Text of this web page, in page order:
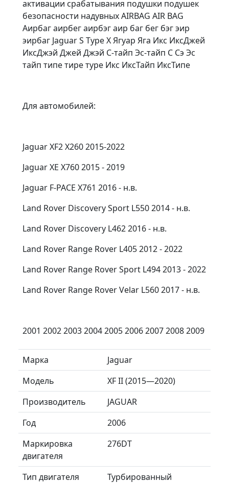
активации срабатывания подушки подушек
безопасности надувных AIRBAG AIR BAG
Аирбаг аирбег аирбэг аир баг бег бэг эир
эирбаг Jaguar S Type X Ягуар Яга Икс ИксДжей
ИксДжэй Джей Джэй С-тайп Эс-тайп С Сэ Эс
тайп типе тире туре Икс ИксТайп ИксТипе
Для автомобилей:
Jaguar XF2 X260 2015-2022
Jaguar XE X760 2015 - 2019
Jaguar F-PACE X761 2016 - н.в.
Land Rover Discovery Sport L550 2014 - н.в.
Land Rover Discovery L462 2016 - н.в.
Land Rover Range Rover L405 2012 - 2022
Land Rover Range Rover Sport L494 2013 - 2022
Land Rover Range Rover Velar L560 2017 - н.в.
2001 2002 2003 2004 2005 2006 2007 2008 2009
Марка
Jaguar
Модель
XF II (2015—2020)
Производитель
JAGUAR
Год
2006
Маркировка
двигателя
276DT
Тип двигателя
Турбированный